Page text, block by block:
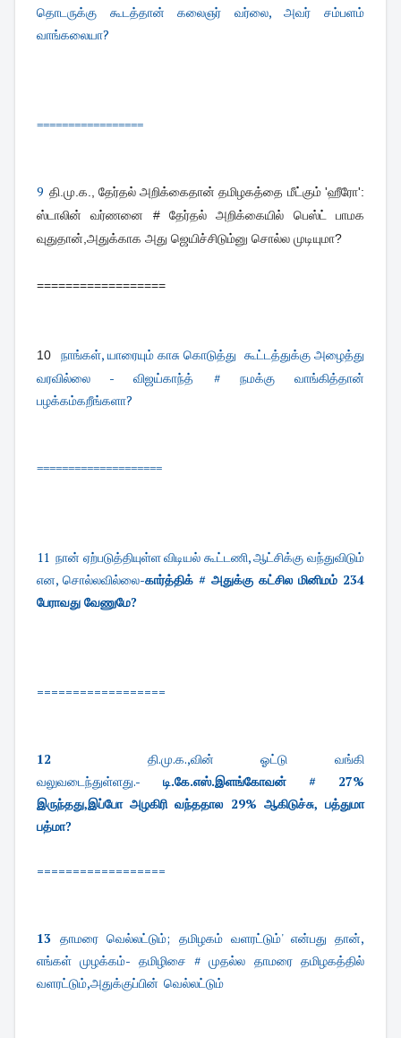
தொடருக்கு கூடத்தான் கலைஞர் வர்லை, அவர் சம்பளம்
வாங்கலையா?
=================
9 தி.மு.க., தேர்தல் அறிக்கைதான் தமிழகத்தை மீட்கும் 'ஹீரோ':
ஸ்டாலின் வர்ணனை # தேர்தல் அறிக்கையில் பெஸ்ட் பாமக
வுதுதான்,அதுக்காக அது ஜெயிச்சிடும்னு சொல்ல முடியுமா?
==================
10 நாங்கள், யாரையும் காசு கொடுத்து கூட்டத்துக்கு அழைத்து
வரவில்லை - விஜய்காந்த் # நமக்கு வாங்கித்தான்
பழக்கம்கறீங்களா?
====================
11நான் ஏற்படுத்தியுள்ள விடியல் கூட்டணி, ஆட்சிக்கு வந்துவிடும்
என, சொல்லவில்லை-கார்த்திக் # அதுக்கு கட்சில மினிமம் 234
பேராவது வேணுமே?
==================
12 தி.மு.க.,வின் ஓட்டு வங்கி
வலுவடைந்துள்ளது.- டி.கே.எஸ்.இளங்கோவன் # 27%
இருந்தது,இப்போ அழகிரி வந்ததால 29% ஆகிடுச்சு, பத்துமா
பத்மா?
==================
13தாமரை வெல்லட்டும்; தமிழகம் வளரட்டும்' என்பது தான்,
எங்கள் முழக்கம்- தமிழிசை # முதல்ல தாமரை தமிழகத்தில்
வளரட்டும்,அதுக்குப்பின் வெல்லட்டும்